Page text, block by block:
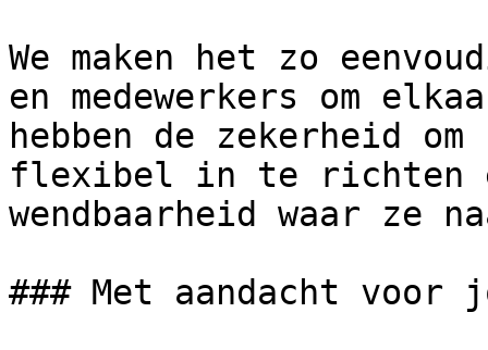
We maken het zo
en medewerkers om
hebben de zekerheid
flexibel in te richten
wendbaarheid waar ze
### Met aandacht voor